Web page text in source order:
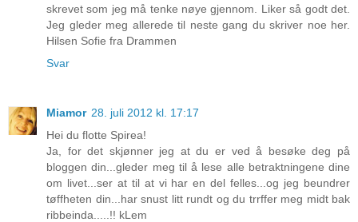
skrevet som jeg må tenke nøye gjennom. Liker så godt det.
Jeg gleder meg allerede til neste gang du skriver noe her.
Hilsen Sofie fra Drammen
Svar
Miamor 28. juli 2012 kl. 17:17
Hei du flotte Spirea!
Ja, for det skjønner jeg at du er ved å besøke deg på
bloggen din...gleder meg til å lese alle betraktningene dine
om livet...ser at til at vi har en del felles...og jeg beundrer
tøffheten din...har snust litt rundt og du trrffer meg midt bak
ribbeinda.....!! kLem